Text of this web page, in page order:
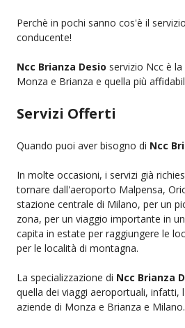
Perchè in pochi sanno cos'è il
conducente!
Ncc Brianza Desio servizio Ncc è
Monza e Brianza e quella più
Servizi Offerti
Quando puoi aver bisogno di Ncc
In molte occasioni, i servizi già
tornare dall'aeroporto Malpensa,
stazione centrale di Milano, per un
zona, per un viaggio importante in
capita in estate per raggiungere le
per le località di montagna.
La specializzazione di Ncc Brianza
quella dei viaggi aeroportuali, infatti,
aziende di Monza e Brianza e Milano.